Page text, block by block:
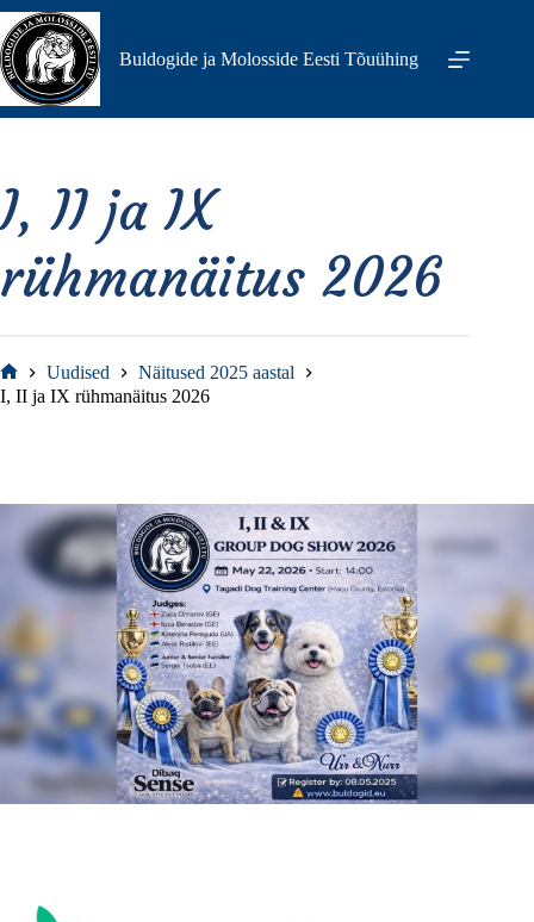
Skip
to
content
Buldogide ja Molosside Eesti Tõuühing
I, II ja IX
rühmanäitus 2026
Home
Uudised
Näitused 2025 aastal
I, II ja IX rühmanäitus 2026